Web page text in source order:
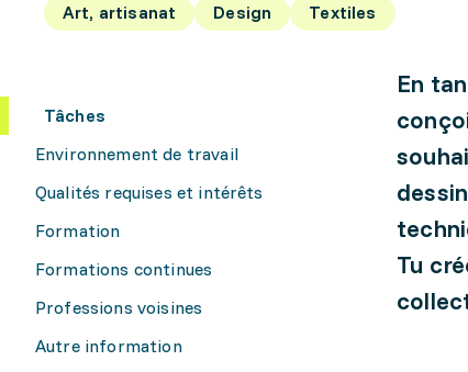
Art, artisanat Design Textiles
Tâches
Environnement de travail
Qualités requises et intérêts
Formation
Formations continues
Professions voisines
Autre information
En
Tu